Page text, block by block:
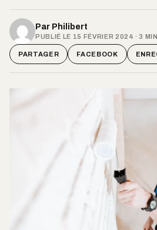
Par Philibert
PUBLIÉ LE 15 FÉVRIER 2024 · 3
PARTAGER FACEBOOK